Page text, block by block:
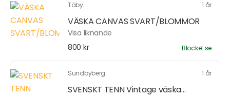
Täby 1 år
VÄSKA CANVAS SVART/BLOMMOR
Visa liknande
800 kr
Blocket.se
Sundbyberg 1 år
SVENSKT TENN Vintage väska...